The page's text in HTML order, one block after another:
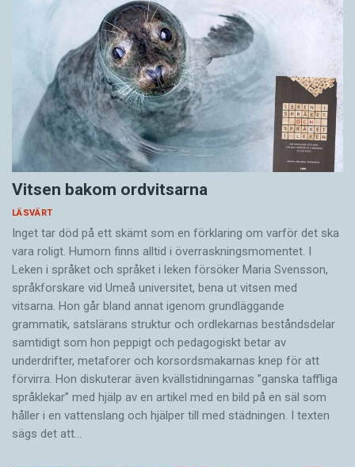
Vitsen bakom ordvitsarna
LÄSVÄRT
Inget tar död på ett skämt som en förklaring om varför det ska
vara roligt. Humorn finns alltid i överrask­ningsmomentet. I
Leken i språket och språket i leken för­söker Maria Svensson,
språkforskare vid Umeå universitet, bena ut vitsen med
vitsarna. Hon går bland annat igenom grundläggande
grammatik, satslärans struktur och ord­lekarnas beståndsdelar
samtidigt som hon peppigt och pedagogiskt betar av
underdrifter, meta­forer och korsords­makarnas knep för att
förvirra. Hon diskuterar även ­kvällstidningarnas ”ganska taffliga
språklekar” med hjälp av en artikel med en bild på en säl som
håller i en vatten­slang och hjälper till med städningen. I ­texten
sägs det att…